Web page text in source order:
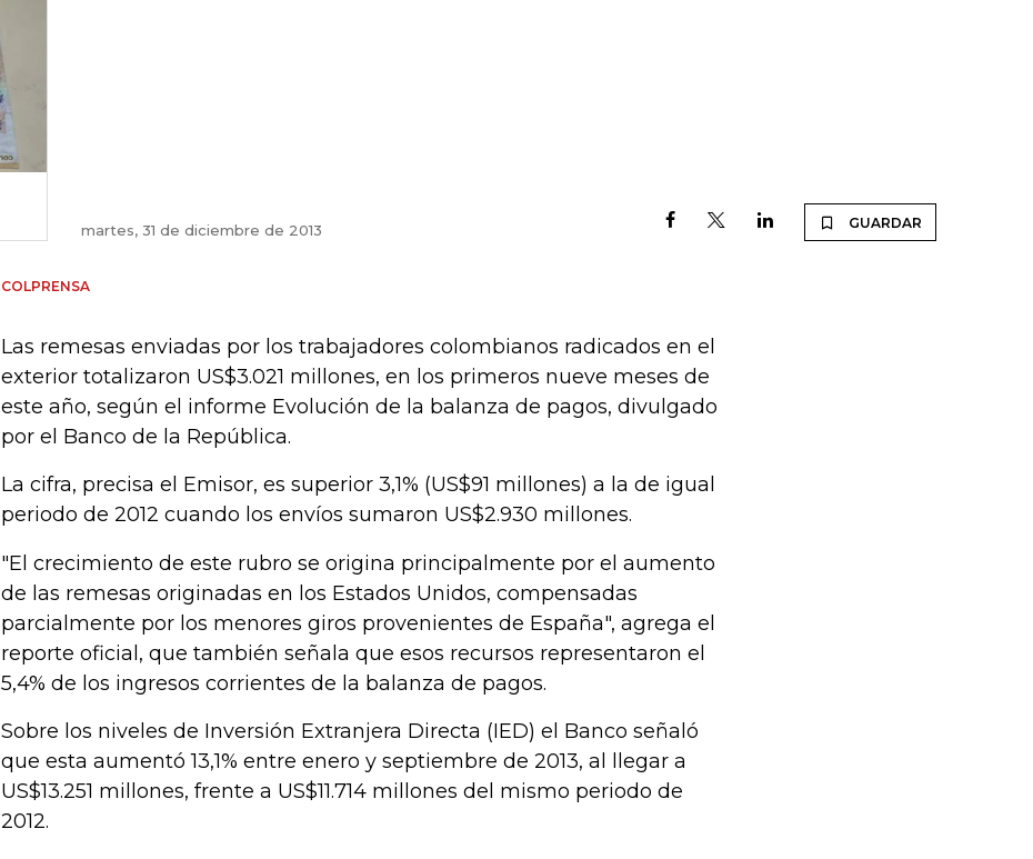
martes, 31 de diciembre de 2013 GUARDAR
COLPRENSA
Las remesas enviadas por los trabajadores colombianos radicados en el
exterior totalizaron US$3.021 millones, en los primeros nueve meses de
este año, según el informe Evolución de la balanza de pagos, divulgado
por el Banco de la República.
La cifra, precisa el Emisor, es superior 3,1% (US$91 millones) a la de igual
periodo de 2012 cuando los envíos sumaron US$2.930 millones.
"El crecimiento de este rubro se origina principalmente por el aumento
de las remesas originadas en los Estados Unidos, compensadas
parcialmente por los menores giros provenientes de España", agrega el
reporte oficial, que también señala que esos recursos representaron el
5,4% de los ingresos corrientes de la balanza de pagos.
Sobre los niveles de Inversión Extranjera Directa (IED) el Banco señaló
que esta aumentó 13,1% entre enero y septiembre de 2013, al llegar a
US$13.251 millones, frente a US$11.714 millones del mismo periodo de
2012.